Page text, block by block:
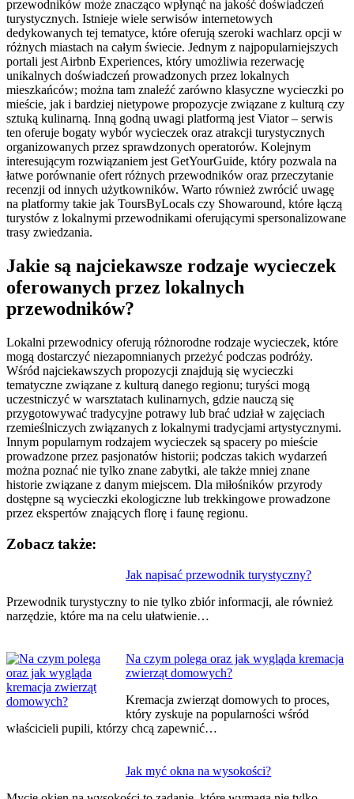
przewodników może znacząco wpłynąć na jakość doświadczeń
turystycznych. Istnieje wiele serwisów internetowych
dedykowanych tej tematyce, które oferują szeroki wachlarz opcji w
różnych miastach na całym świecie. Jednym z najpopularniejszych
portali jest Airbnb Experiences, który umożliwia rezerwację
unikalnych doświadczeń prowadzonych przez lokalnych
mieszkańców; można tam znaleźć zarówno klasyczne wycieczki po
mieście, jak i bardziej nietypowe propozycje związane z kulturą czy
sztuką kulinarną. Inną godną uwagi platformą jest Viator – serwis
ten oferuje bogaty wybór wycieczek oraz atrakcji turystycznych
organizowanych przez sprawdzonych operatorów. Kolejnym
interesującym rozwiązaniem jest GetYourGuide, który pozwala na
łatwe porównanie ofert różnych przewodników oraz przeczytanie
recenzji od innych użytkowników. Warto również zwrócić uwagę
na platformy takie jak ToursByLocals czy Showaround, które łączą
turystów z lokalnymi przewodnikami oferującymi spersonalizowane
trasy zwiedzania.
Jakie są najciekawsze rodzaje wycieczek
oferowanych przez lokalnych
przewodników?
Lokalni przewodnicy oferują różnorodne rodzaje wycieczek, które
mogą dostarczyć niezapomnianych przeżyć podczas podróży.
Wśród najciekawszych propozycji znajdują się wycieczki
tematyczne związane z kulturą danego regionu; turyści mogą
uczestniczyć w warsztatach kulinarnych, gdzie nauczą się
przygotowywać tradycyjne potrawy lub brać udział w zajęciach
rzemieślniczych związanych z lokalnymi tradycjami artystycznymi.
Innym popularnym rodzajem wycieczek są spacery po mieście
prowadzone przez pasjonatów historii; podczas takich wydarzeń
można poznać nie tylko znane zabytki, ale także mniej znane
historie związane z danym miejscem. Dla miłośników przyrody
dostępne są wycieczki ekologiczne lub trekkingowe prowadzone
przez ekspertów znających florę i faunę regionu.
Zobacz także:
Jak napisać przewodnik turystyczny?
Przewodnik turystyczny to nie tylko zbiór informacji, ale również
narzędzie, które ma na celu ułatwienie…
Na czym polega oraz jak wygląda kremacja
zwierząt domowych?
Kremacja zwierząt domowych to proces,
który zyskuje na popularności wśród
właścicieli pupili, którzy chcą zapewnić…
Jak myć okna na wysokości?
wpisu